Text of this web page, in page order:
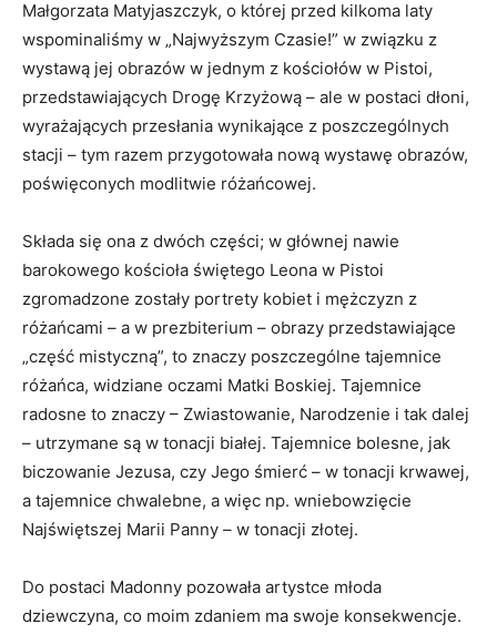
Małgorzata Matyjaszczyk, o której przed kilkoma laty
wspominaliśmy w „Najwyższym Czasie!” w związku z
wystawą jej obrazów w jednym z kościołów w Pistoi,
przedstawiających Drogę Krzyżową – ale w postaci dłoni,
wyrażających przesłania wynikające z poszczególnych
stacji – tym razem przygotowała nową wystawę obrazów,
poświęconych modlitwie różańcowej.
Składa się ona z dwóch części; w głównej nawie
barokowego kościoła świętego Leona w Pistoi
zgromadzone zostały portrety kobiet i mężczyzn z
różańcami – a w prezbiterium – obrazy przedstawiające
„część mistyczną”, to znaczy poszczególne tajemnice
różańca, widziane oczami Matki Boskiej. Tajemnice
radosne to znaczy – Zwiastowanie, Narodzenie i tak dalej
– utrzymane są w tonacji białej. Tajemnice bolesne, jak
biczowanie Jezusa, czy Jego śmierć – w tonacji krwawej,
a tajemnice chwalebne, a więc np. wniebowzięcie
Najświętszej Marii Panny – w tonacji złotej.
Do postaci Madonny pozowała artystce młoda
dziewczyna, co moim zdaniem ma swoje konsekwencje.